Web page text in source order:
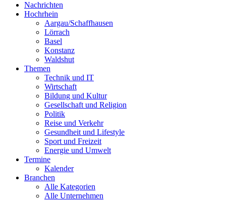
Nachrichten
Hochrhein
Aargau/Schaffhausen
Lörrach
Basel
Konstanz
Waldshut
Themen
Technik und IT
Wirtschaft
Bildung und Kultur
Gesellschaft und Religion
Politik
Reise und Verkehr
Gesundheit und Lifestyle
Sport und Freizeit
Energie und Umwelt
Termine
Kalender
Branchen
Alle Kategorien
Alle Unternehmen